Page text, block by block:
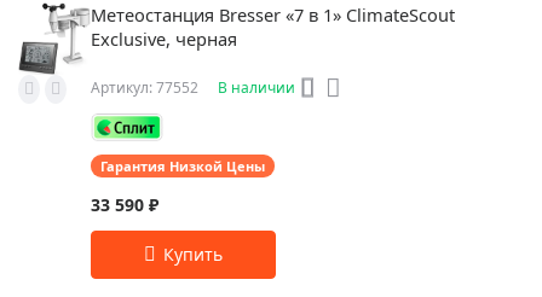
Метеостанция Bresser «7 в 1» ClimateScout
Exclusive, черная
33 590 ₽
Артикул: 77552 В наличии
Гарантия Низкой Цены